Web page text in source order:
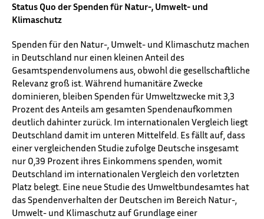
Status Quo der Spenden für Natur-, Umwelt- und
⁠Klimaschutz⁠
Spenden für den Natur-, Umwelt- und Klimaschutz machen
in Deutschland nur einen kleinen Anteil des
Gesamtspendenvolumens aus, obwohl die gesellschaftliche
Relevanz groß ist. Während humanitäre Zwecke
dominieren, bleiben Spenden für Umweltzwecke mit 3,3
Prozent des Anteils am gesamten Spendenaufkommen
deutlich dahinter zurück. Im internationalen Vergleich liegt
Deutschland damit im unteren Mittelfeld. Es fällt auf, dass
einer vergleichenden Studie zufolge Deutsche insgesamt
nur 0,39 Prozent ihres Einkommens spenden, womit
Deutschland im internationalen Vergleich den vorletzten
Platz belegt. Eine neue Studie des Umweltbundesamtes hat
das Spendenverhalten der Deutschen im Bereich Natur-,
Umwelt- und Klimaschutz auf Grundlage einer